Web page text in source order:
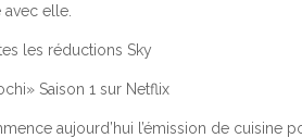
elle.
les réductions Sky
Saison 1 sur Netflix
aujourd’hui l’émission de cuisine